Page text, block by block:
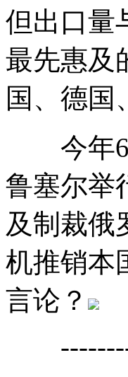
但出口量
最先惠及
国、德国
今年6
鲁塞尔举
及制裁俄
机推销本
言论？